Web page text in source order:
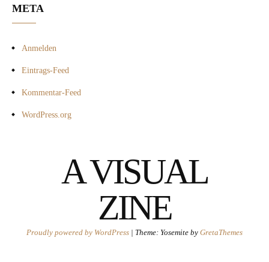
META
Anmelden
Eintrags-Feed
Kommentar-Feed
WordPress.org
A VISUAL
ZINE
Proudly powered by WordPress | Theme: Yosemite by GretaThemes